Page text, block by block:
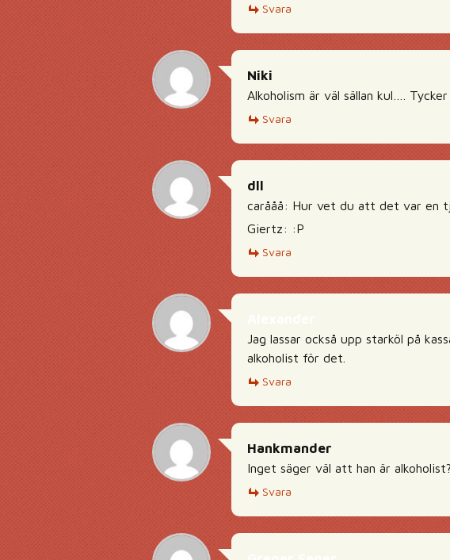
Svara
Niki
Alkoholism är väl sällan kul….
Svara
dll
carååå: Hur vet du att det var en
Giertz: :P
Svara
Jag lassar också upp starköl på
alkoholist för det.
Svara
Hankmander
Inget säger väl att han är
Svara